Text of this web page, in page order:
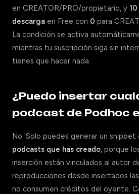
en CREATOR/PRO/propietario, y
descarga en Free con 0 para
La condición se activa
mientras tu suscripción siga sin
tienes que hacer nada.
¿Puedo insertar
podcast de Podhoc
No. Solo puedes generar un snippet
podcasts que has creado, porque
inserción están vinculados al autor
reproducciones desde insertados
no consumen créditos del oyente.